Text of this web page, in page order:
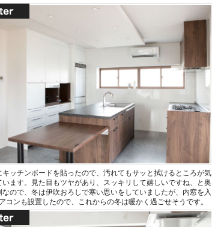
キッチンボードを貼ったので、汚れてもサッと拭けるところが気
います。見た目もツヤがあり、スッキリして嬉しいですね、と奥
なので、冬は伊吹おろしで寒い思いをしていましたが、内窓を入
コンも設置したので、これからの冬は暖かく過ごせそうです。